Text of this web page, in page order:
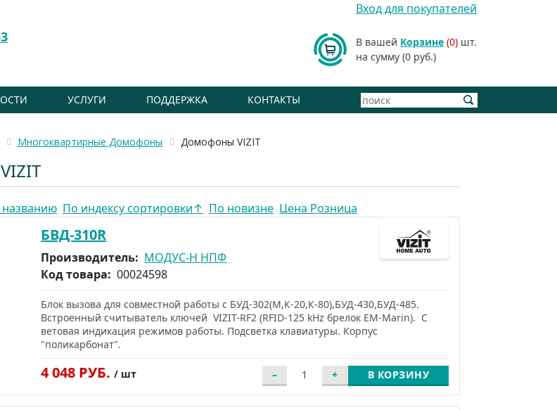
Вход для покупателей
В вашей Корзине (0) шт.
на сумму (0 руб.)
УСЛУГИ ПОДДЕРЖКА КОНТАКТЫ
Многоквартирные Домофоны Домофоны VIZIT
По индексу сортировки↑ По новизне Цена Розница
БВД-310R
Производитель: МОДУС-Н НПФ
Код товара: 00024598
Блок вызова для совместной работы с БУД-302(М,К-20,К-80),БУД-430,БУД-485.
Встроенный считыватель ключей VIZIT-RF2 (RFID-125 kHz брелок EM-Marin). С
ветовая индикация режимов работы. Подсветка клавиатуры. Корпус
"поликарбонат".
4 048 РУБ./ шт В КОРЗИНУ